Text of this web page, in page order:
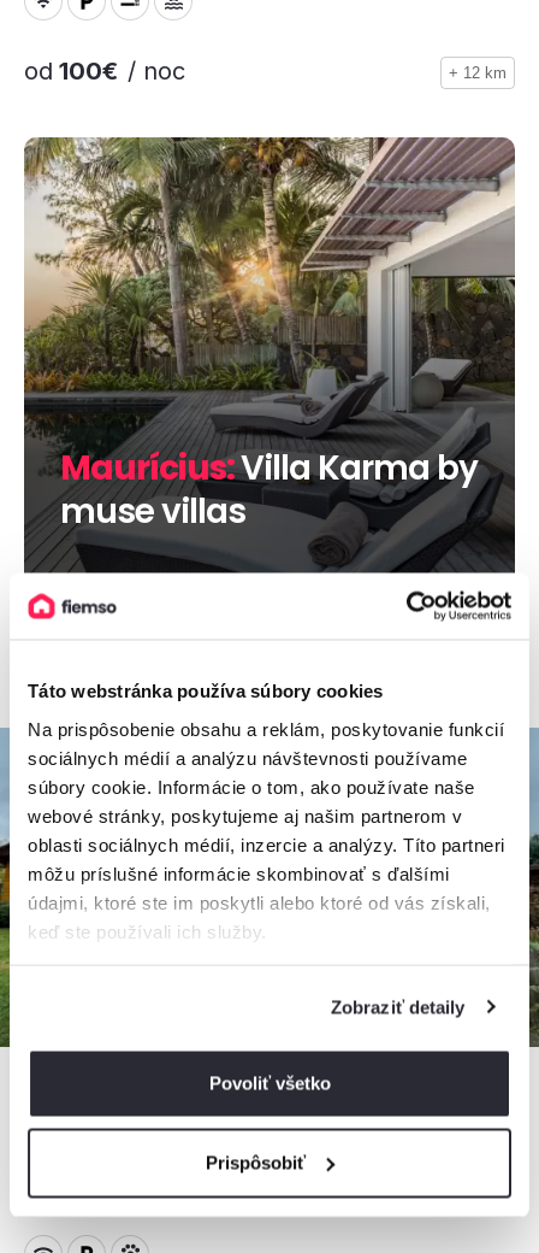
Táto webstránka používa súbory cookies
Na prispôsobenie obsahu a reklám, poskytovanie funkcií
sociálnych médií a analýzu návštevnosti používame
súbory cookie. Informácie o tom, ako používate naše
webové stránky, poskytujeme aj našim partnerom v
oblasti sociálnych médií, inzercie a analýzy. Títo partneri
môžu príslušné informácie skombinovať s ďalšími
údajmi, ktoré ste im poskytli alebo ktoré od vás získali,
keď ste používali ich služby.
Zobraziť detaily
Povoliť všetko
Prispôsobiť
od 100€ / noc + 12 km
Maurícius:Villa Karma by
muse villas
Rodinná chata Hybe
12 osôb, 4 spálne